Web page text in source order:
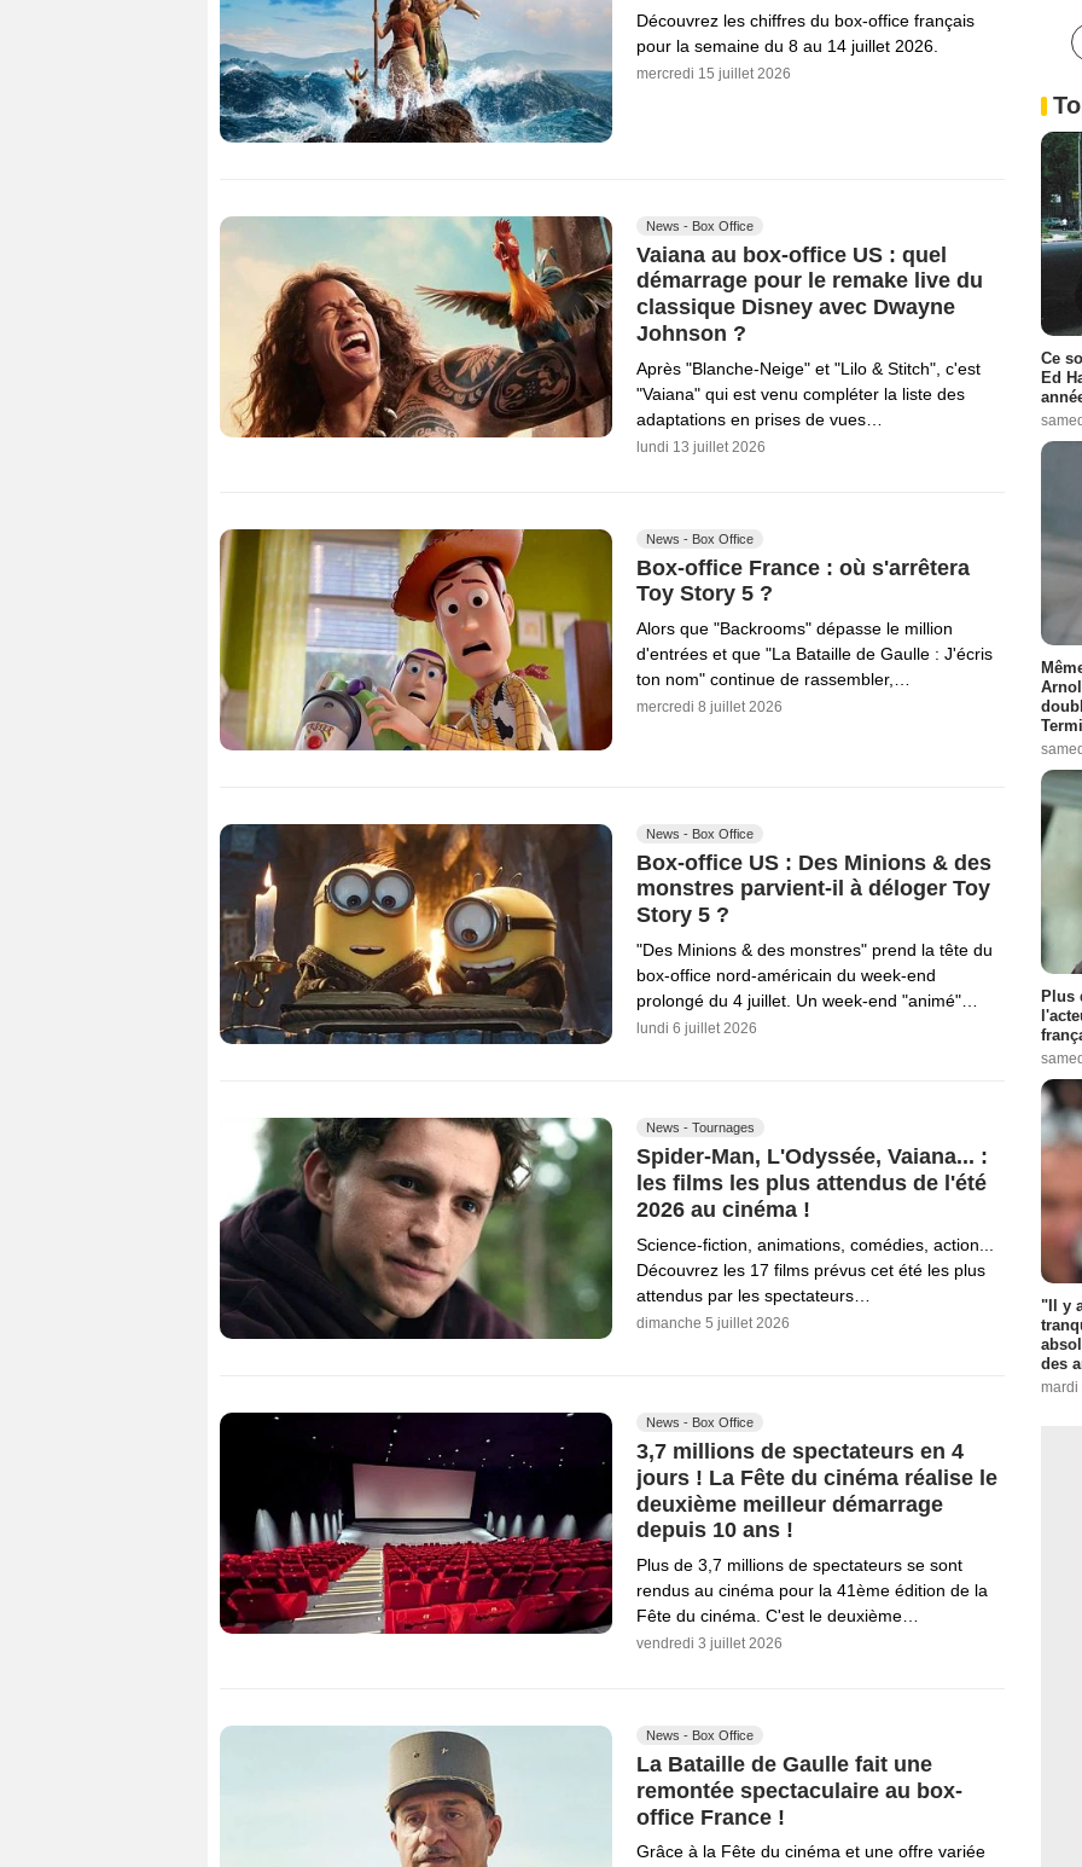
Découvrez les chiffres du box-office français
pour la semaine du 8 au 14 juillet 2026.
mercredi 15 juillet 2026
News - Box Office
Vaiana au box-office US : quel
démarrage pour le remake live du
classique Disney avec Dwayne
Johnson ?
Après "Blanche-Neige" et "Lilo & Stitch", c'est
"Vaiana" qui est venu compléter la liste des
adaptations en prises de vues…
lundi 13 juillet 2026
News - Box Office
Box-office France : où s'arrêtera
Toy Story 5 ?
Alors que "Backrooms" dépasse le million
d'entrées et que "La Bataille de Gaulle : J'écris
ton nom" continue de rassembler,…
mercredi 8 juillet 2026
News - Box Office
Box-office US : Des Minions & des
monstres parvient-il à déloger Toy
Story 5 ?
"Des Minions & des monstres" prend la tête du
box-office nord-américain du week-end
prolongé du 4 juillet. Un week-end "animé"…
lundi 6 juillet 2026
News - Tournages
Spider-Man, L'Odyssée, Vaiana... :
les films les plus attendus de l'été
2026 au cinéma !
Science-fiction, animations, comédies, action...
Découvrez les 17 films prévus cet été les plus
attendus par les spectateurs…
dimanche 5 juillet 2026
News - Box Office
3,7 millions de spectateurs en 4
jours ! La Fête du cinéma réalise le
deuxième meilleur démarrage
depuis 10 ans !
Plus de 3,7 millions de spectateurs se sont
rendus au cinéma pour la 41ème édition de la
Fête du cinéma. C'est le deuxième…
vendredi 3 juillet 2026
News - Box Office
La Bataille de Gaulle fait une
remontée spectaculaire au box-
office France !
Grâce à la Fête du cinéma et une offre variée
Ce
Ed
Plus
"Il y
des
mardi